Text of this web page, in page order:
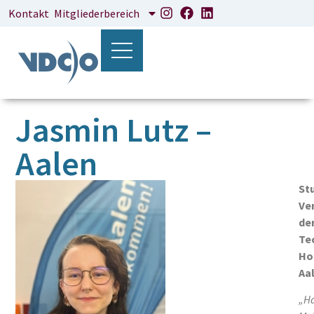
Kontakt Mitgliederbereich
Jasmin Lutz –
Aalen